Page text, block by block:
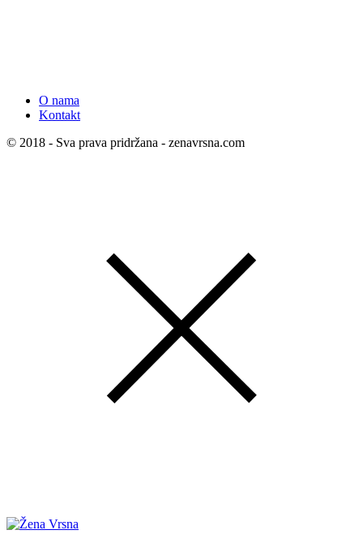
O nama
Kontakt
© 2018 - Sva prava pridržana - zenavrsna.com